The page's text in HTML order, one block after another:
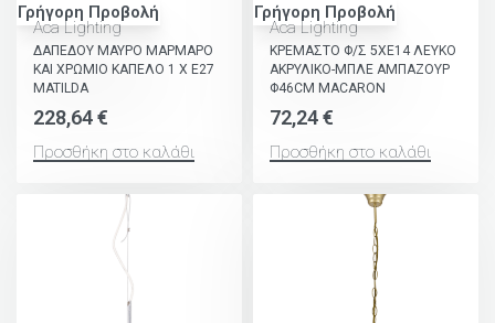
Γρήγορη Προβολή
Aca Lighting
ΔΑΠΕΔΟΥ ΜΑΥΡΟ ΜΑΡΜΑΡΟ
ΚΑΙ ΧΡΩΜΙΟ ΚΑΠΕΛΟ 1 Χ Ε27
MATILDA
228,64€
Προσθήκη στο καλάθι
Γρήγορη Προβολή
Aca Lighting
ΚΡΕΜΑΣΤΟ Φ/Σ 5ΧΕ14 ΛΕΥΚΟ
ΑΚΡΥΛΙΚΟ-ΜΠΛΕ ΑΜΠΑΖΟΥΡ
Φ46CM MACARON
72,24€
Προσθήκη στο καλάθι